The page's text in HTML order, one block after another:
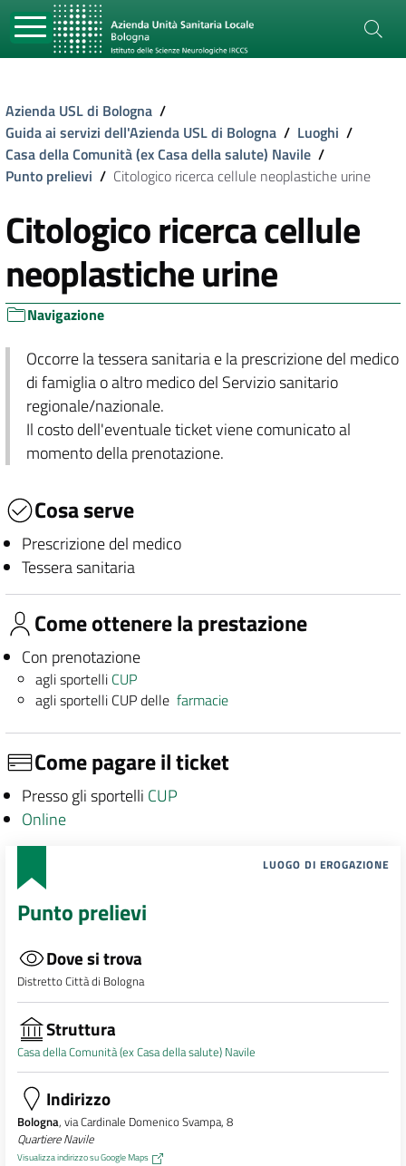
Azienda USL di Bologna /
Guida ai servizi dell'Azienda USL di Bologna / Luoghi /
Casa della Comunità (ex Casa della salute) Navile /
Punto prelievi / Citologico ricerca cellule neoplastiche urine
Citologico ricerca cellule
neoplastiche urine
Navigazione
Occorre la tessera sanitaria e la prescrizione del medico
di famiglia o altro medico del Servizio sanitario
regionale/nazionale.
Il costo dell'eventuale ticket viene comunicato al
momento della prenotazione.
Cosa serve
Prescrizione del medico
Tessera sanitaria
Come ottenere la prestazione
Con prenotazione
agli sportelli CUP
agli sportelli CUP dellefarmacie
Come pagare il ticket
Presso gli sportelli CUP
Online
LUOGO DI EROGAZIONE
Punto prelievi
Dove si trova
Distretto Città di Bologna
Struttura
Casa della Comunità (ex Casa della salute) Navile
Indirizzo
Bologna, via Cardinale Domenico Svampa, 8
Quartiere Navile
Visualizza indirizzo su Google Maps